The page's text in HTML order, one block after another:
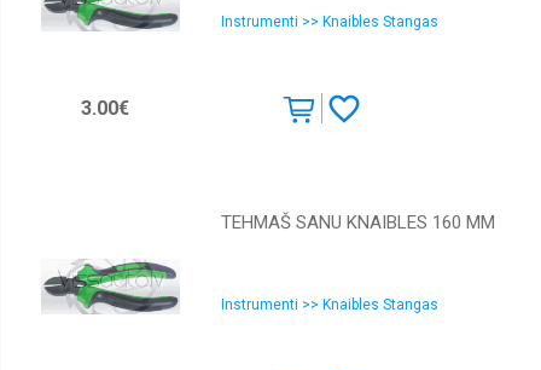
Instrumenti >> Knaibles Stangas
3.00€
TEHMAŠ SANU KNAIBLES 160 MM
Instrumenti >> Knaibles Stangas